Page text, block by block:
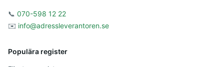
📞 070-598 12 22
✉️ info@adressleverantoren.se
Populära register